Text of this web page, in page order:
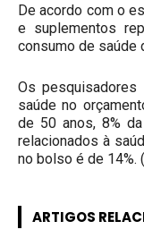
De acordo com o
e suplementos
consumo de saúde
Os
saúde no
de 50 anos, 8%
relacionados à
no bolso é de 14%.
ARTIGOS